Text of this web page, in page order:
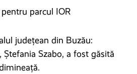
parcul IOR
județean din Buzău:
Ștefania Szabo, a fost găsită